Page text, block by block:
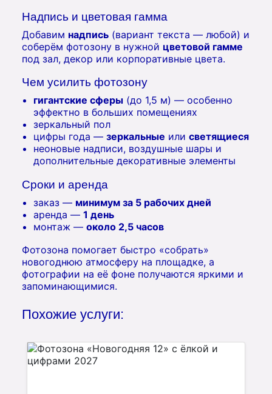
Надпись и цветовая гамма
Добавим надпись (вариант текста — любой) и
соберём фотозону в нужной цветовой гамме
под зал, декор или корпоративные цвета.
Чем усилить фотозону
гигантские сферы (до 1,5 м) — особенно
эффектно в больших помещениях
зеркальный пол
цифры года —зеркальные илисветящиеся
неоновые надписи, воздушные шары и
дополнительные декоративные элементы
Сроки и аренда
заказ — минимум за 5 рабочих дней
аренда —1 день
монтаж —около 2,5 часов
Фотозона помогает быстро «собрать»
новогоднюю атмосферу на площадке, а
фотографии на её фоне получаются яркими и
запоминающимися.
Похожие услуги: